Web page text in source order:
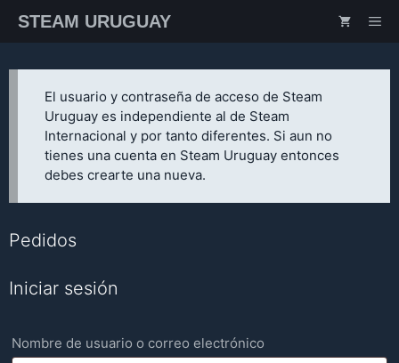
STEAM URUGUAY
El usuario y contraseña de acceso de Steam
Uruguay es independiente al de Steam
Internacional y por tanto diferentes. Si aun no
tienes una cuenta en Steam Uruguay entonces
debes crearte una nueva.
Pedidos
Iniciar sesión
Nombre de usuario o correo electrónico